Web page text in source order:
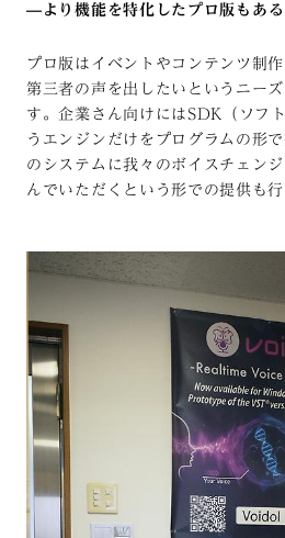
— より機能を特化したプロ版もある
プロ版はイベントやコンテンツ制
第三者の声を出したいというニー
す。企業さん向けにはSDK（ソフ
うエンジンだけをプログラムの形
のシステムに我々のボイスチェン
んでいただくという形での提供も行